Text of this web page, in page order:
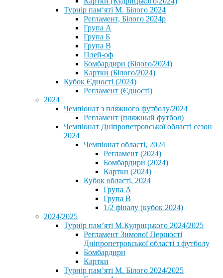
⁨Турнір пам‘яті М. Білого 2024⁩
Регламент, Білого 2024р
Група А
Група Б
Група В
Плей-оф
Бомбардири (Білого/2024)
Картки (Білого/2024)
Кубок Єдності (2024)
Регламент (Єдності)
2024
Чемпіонат з пляжного футболу/2024
Регламент (пляжный футбол)
Чемпіонат Дніпропетровської області сезон
2024
Чемпіонат області, 2024
Регламент (2024)
Бомбардири (2024)
Картки (2024)
Кубок області, 2024
Група А
Група В
1/2 фіналу (кубок 2024)
2024/2025
Турнір пам’яті М.Кудрицького 2024/2025
Регламент Зимової Першості
Дніпропетровської області з футболу
Бомбардири
Картки
Турнір пам’яті М. Білого 2024/2025